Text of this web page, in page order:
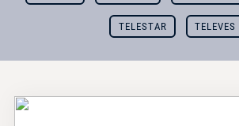
TELESTAR TELEVES